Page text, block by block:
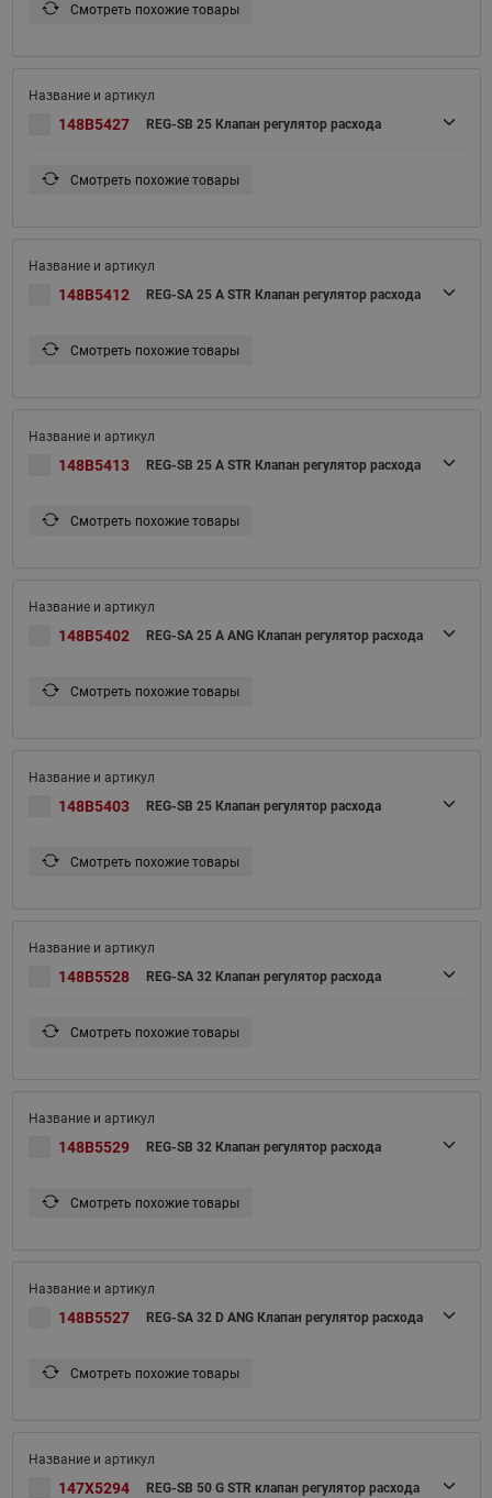
Смотреть похожие товары
148B5427 REG-SB 25 Клапан регулятор расхода
Смотреть похожие товары
148B5412 REG-SA 25 A STR Клапан регулятор расхода
Смотреть похожие товары
148B5413 REG-SB 25 A STR Клапан регулятор расхода
Смотреть похожие товары
148B5402 REG-SA 25 A ANG Клапан регулятор расхода
Смотреть похожие товары
148B5403 REG-SB 25 Клапан регулятор расхода
Смотреть похожие товары
148B5528 REG-SA 32 Клапан регулятор расхода
Смотреть похожие товары
148B5529 REG-SB 32 Клапан регулятор расхода
Смотреть похожие товары
148B5527 REG-SA 32 D ANG Клапан регулятор расхода
Смотреть похожие товары
147X5294 REG-SB 50 G STR клапан регулятор расхода